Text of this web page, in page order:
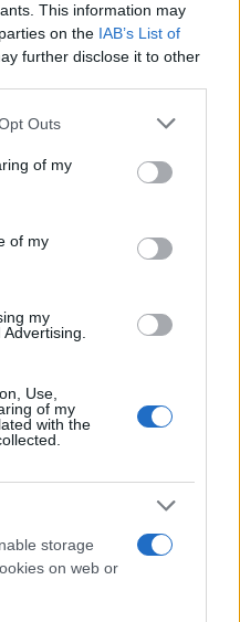
This information may
on the IAB’s List of
further disclose it to other
uses one or more Google
You may click to
and its third-party tags to
purposes in below Google
Outs
of my
of my
my
Use,
of my
with the
storage
on web or
από reCAPTCHA, ισχύουν
της Google.
ΑΡΓΥΡΟΣ
Google News
ειδησεογραφία και τα
και Αλεξάνδρα
με πολυτελές γιοτ
με μπάντα που
και τους